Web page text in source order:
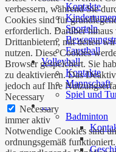
Kontakte
Kinderturnen
Sporteln
Faustball
Volleyball
Kontakte
Mannschaft
Spiel und
…
Badminton
verbessern, während Sie
Cookies sind für
erforderlich. Darüber
Drittanbietern, mit denen
nutzen. Diese Cookies
Browser gespeichert. Sie
zu deaktivieren. Das
jedoch auf Ihre
Necessary
Necessary
immer aktiv
Notwendige Cookies sind
ordnungsgemäß